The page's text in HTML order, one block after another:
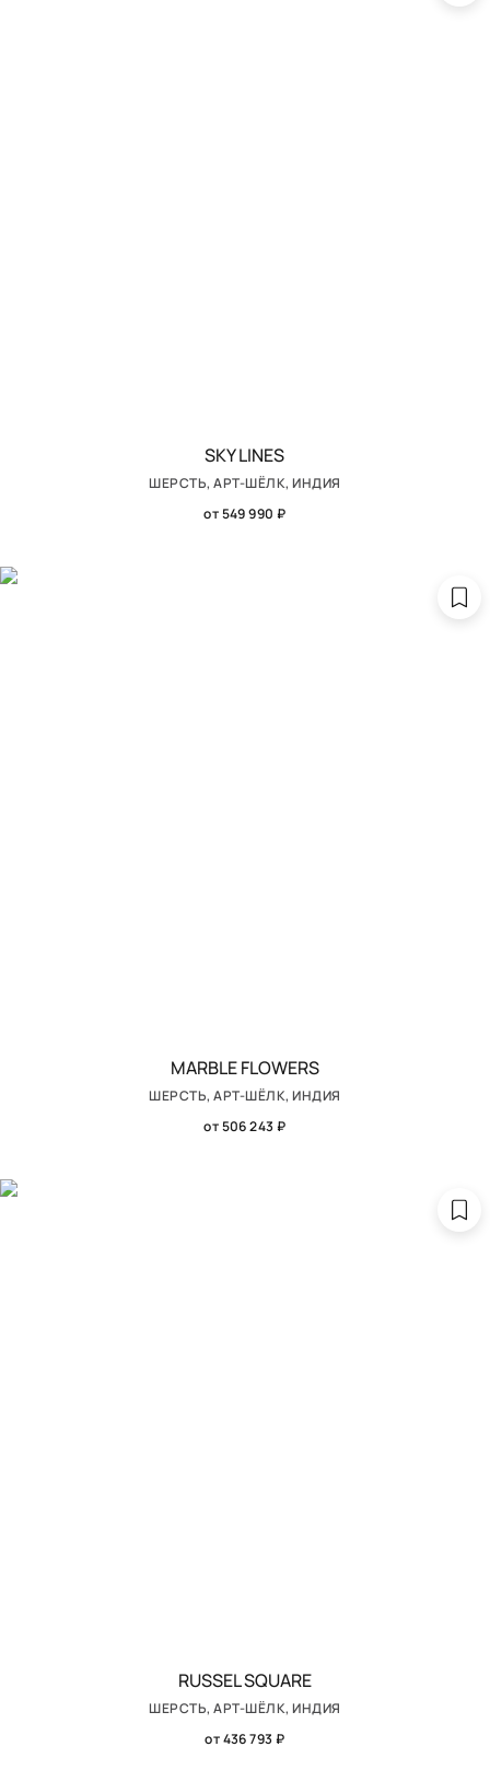
SKY LINES
ШЕРСТЬ, АРТ-ШЁЛК, ИНДИЯ
от 549 990 ₽
MARBLE FLOWERS
ШЕРСТЬ, АРТ-ШЁЛК, ИНДИЯ
от 506 243 ₽
RUSSEL SQUARE
ШЕРСТЬ, АРТ-ШЁЛК, ИНДИЯ
от 436 793 ₽